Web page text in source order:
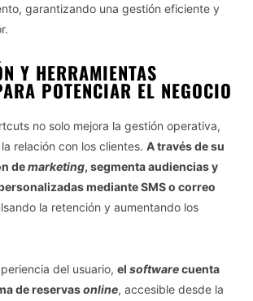
garantizando una gestión eficiente y
Y HERRAMIENTAS
POTENCIAR EL NEGOCIO
no solo mejora la gestión operativa,
relación con los clientes. A través de su
demarketing, segmenta audiencias y
mediante SMS o correo
la retención y aumentando los
del usuario, el softwarecuenta
de reservasonline, accesible desde la